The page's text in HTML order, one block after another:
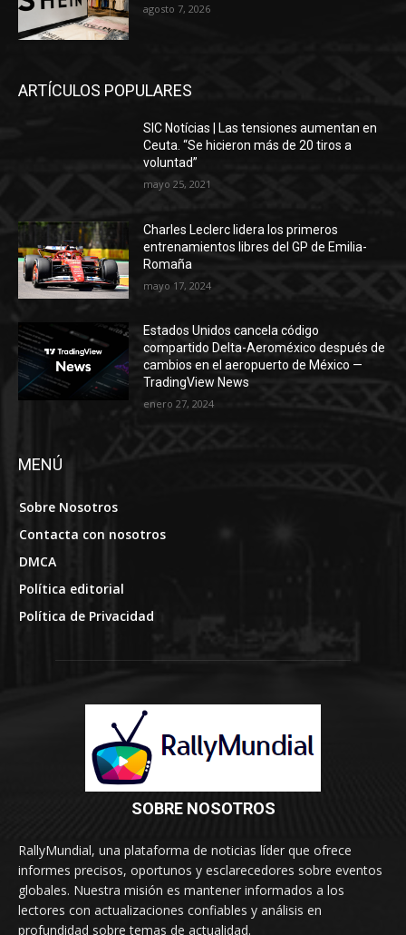
agosto 7, 2026
ARTÍCULOS POPULARES
SIC Notícias | Las tensiones aumentan en
Ceuta. “Se hicieron más de 20 tiros a
voluntad”
mayo 25, 2021
Charles Leclerc lidera los primeros
entrenamientos libres del GP de Emilia-
Romaña
mayo 17, 2024
Estados Unidos cancela código
compartido Delta-Aeroméxico después de
cambios en el aeropuerto de México —
TradingView News
enero 27, 2024
MENÚ
Sobre Nosotros
Contacta con nosotros
DMCA
Política editorial
Política de Privacidad
SOBRE NOSOTROS
RallyMundial, una plataforma de noticias líder que ofrece
informes precisos, oportunos y esclarecedores sobre eventos
globales. Nuestra misión es mantener informados a los
lectores con actualizaciones confiables y análisis en
profundidad sobre temas de actualidad.